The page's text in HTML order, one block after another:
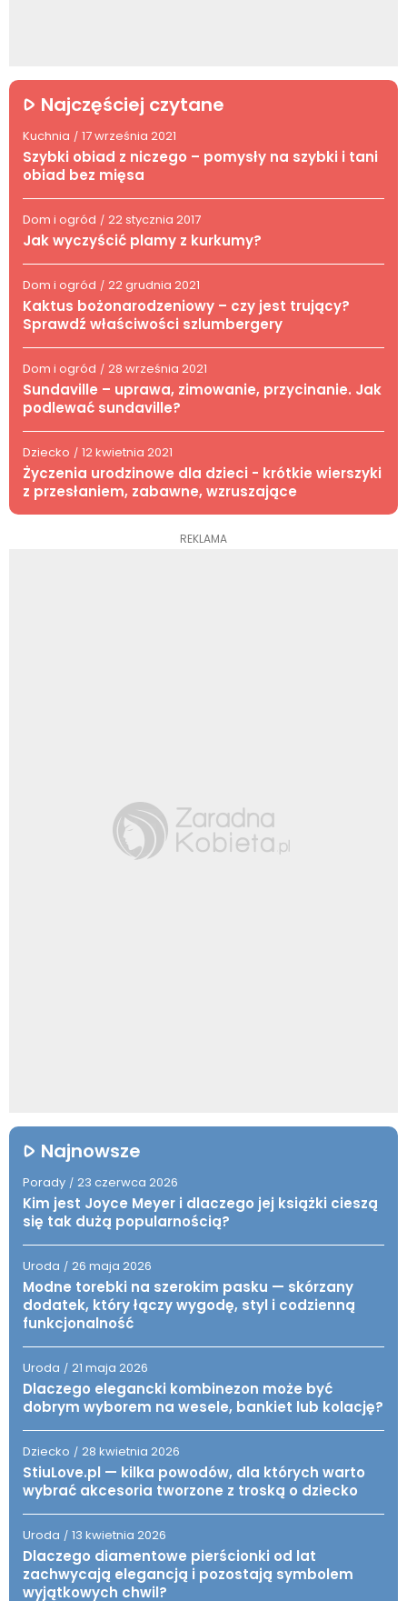
Najczęściej czytane
Kuchnia / 17 września 2021
Szybki obiad z niczego – pomysły na szybki i tani
obiad bez mięsa
Dom i ogród / 22 stycznia 2017
Jak wyczyścić plamy z kurkumy?
Dom i ogród / 22 grudnia 2021
Kaktus bożonarodzeniowy – czy jest trujący?
Sprawdź właściwości szlumbergery
Dom i ogród / 28 września 2021
Sundaville – uprawa, zimowanie, przycinanie. Jak
podlewać sundaville?
Dziecko / 12 kwietnia 2021
Życzenia urodzinowe dla dzieci - krótkie wierszyki
z przesłaniem, zabawne, wzruszające
REKLAMA
Najnowsze
Porady / 23 czerwca 2026
Kim jest Joyce Meyer i dlaczego jej książki cieszą
się tak dużą popularnością?
Uroda / 26 maja 2026
Modne torebki na szerokim pasku — skórzany
dodatek, który łączy wygodę, styl i codzienną
funkcjonalność
Uroda / 21 maja 2026
Dlaczego elegancki kombinezon może być
dobrym wyborem na wesele, bankiet lub kolację?
Dziecko / 28 kwietnia 2026
StiuLove.pl — kilka powodów, dla których warto
wybrać akcesoria tworzone z troską o dziecko
Uroda / 13 kwietnia 2026
Dlaczego diamentowe pierścionki od lat
zachwycają elegancją i pozostają symbolem
wyjątkowych chwil?